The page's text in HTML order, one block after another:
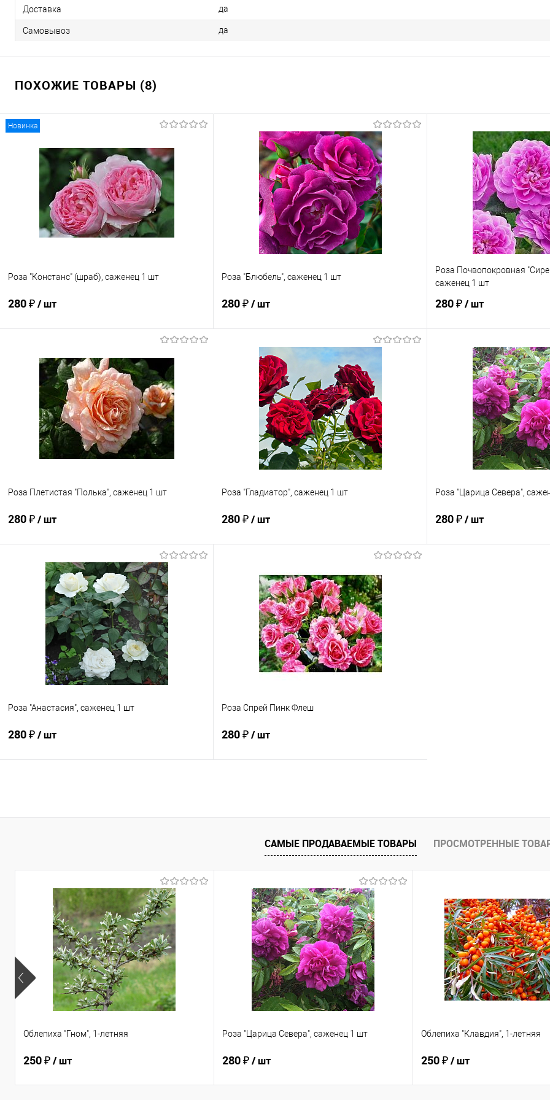
Доставка да
Самовывоз да
ПОХОЖИЕ ТОВАРЫ (8)
Новинка
Роза "Констанс" (шраб), саженец 1 шт
280 ₽/ шт
Купить в 1 клик
Сравнение
В избранное
Недоступно
Роза "Блюбель", саженец 1 шт
280 ₽/ шт
Подписаться
Купить в 1 клик
Сравнение
В избранное
Недоступно
Роза Почвопокровная
саженец 1 шт
280 ₽/ шт
В
Купить в 1 клик
В избранное
Роза Плетистая "Полька", саженец 1 шт
280 ₽/ шт
В корзину
Купить в 1 клик
К сравнению
В избранное
Под заказ
Роза "Гладиатор", саженец 1 шт
280 ₽/ шт
Купить в 1 клик
К сравнению
В избранное
Недоступно
Роза "Царица Севера",
280 ₽/ шт
Роза "Анастасия", саженец 1 шт
280 ₽/ шт
Купить в 1 клик
К сравнению
Роза Спрей Пинк Флеш
280 ₽/ шт
Купить в 1 клик
К сравнению
В избранное
Под заказ
САМЫЕ ПРОДАВАЕМЫЕ ТОВАРЫ ПРОСМОТРЕННЫЕ
Облепиха "Гном", 1-летняя
250 ₽/ шт
Роза "Царица Севера", саженец 1 шт
280 ₽/ шт
Облепиха "Клавдия", 1-летняя
250 ₽/ шт